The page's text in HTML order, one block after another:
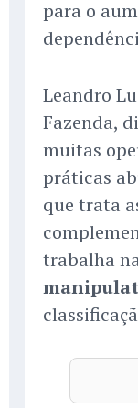
para o
Leandro
Fazenda,
muitas
práticas
que trata
trabalha